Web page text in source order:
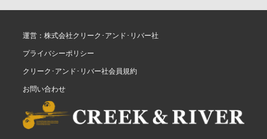
運営：株式会社クリーク･アンド･リバー社
プライバシーポリシー
クリーク･アンド･リバー社会員規約
お問い合わせ